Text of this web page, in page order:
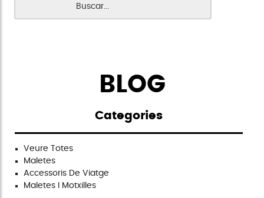
BLOG
Categories
Veure Totes
Maletes
Accessoris De Viatge
Maletes I Motxilles